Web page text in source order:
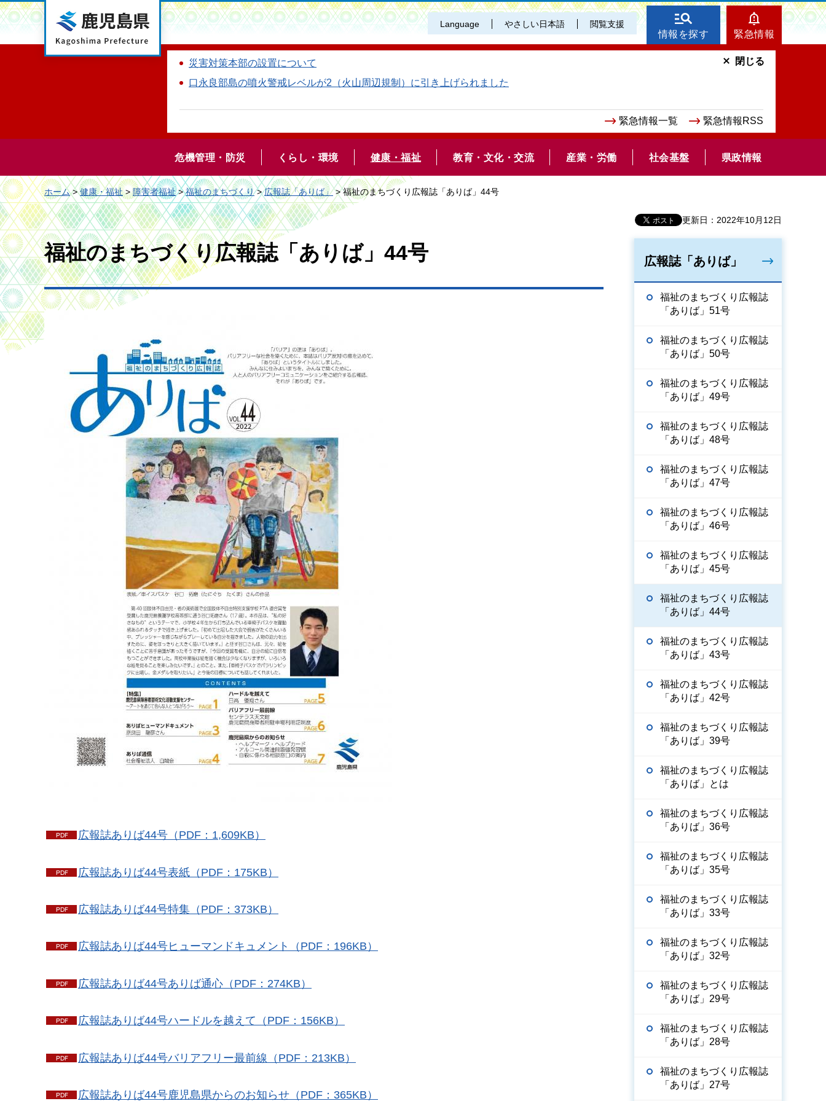
鹿児島県 Language やさしい日本語 閲覧支援
情報を探す 緊急情報
災害対策本部の設置について
口永良部島の噴火警戒レベルが2（火山周辺規制）に引き上げられました
緊急情報一覧 緊急情報RSS
閉じる
危機管理・防災 くらし・環境 健康・福祉 教育・文化・交流 産業・労働 社会基盤 県政情報
ホーム>健康・福祉>障害者福祉>福祉のまちづくり>広報誌「ありば」> 福祉のまちづくり広報誌「ありば」44号
更新日：2022年10月12日
福祉のまちづくり広報誌「ありば」44号
広報誌ありば44号（PDF：1,609KB）
広報誌ありば44号表紙（PDF：175KB）
広報誌ありば44号特集（PDF：373KB）
広報誌ありば44号ヒューマンドキュメント（PDF：196KB）
広報誌ありば44号ありば通心（PDF：274KB）
広報誌ありば44号ハードルを越えて（PDF：156KB）
広報誌ありば44号バリアフリー最前線（PDF：213KB）
広報誌ありば44号鹿児島県からのお知らせ（PDF：365KB）
広報誌「ありば」
福祉のまちづくり広報誌
「ありば」51号
福祉のまちづくり広報誌
「ありば」50号
福祉のまちづくり広報誌
「ありば」49号
福祉のまちづくり広報誌
「ありば」48号
福祉のまちづくり広報誌
「ありば」47号
福祉のまちづくり広報誌
「ありば」46号
福祉のまちづくり広報誌
「ありば」45号
福祉のまちづくり広報誌
「ありば」44号
福祉のまちづくり広報誌
「ありば」43号
福祉のまちづくり広報誌
「ありば」42号
福祉のまちづくり広報誌
「ありば」39号
福祉のまちづくり広報誌
「ありば」とは
福祉のまちづくり広報誌
「ありば」36号
福祉のまちづくり広報誌
「ありば」35号
福祉のまちづくり広報誌
「ありば」33号
福祉のまちづくり広報誌
「ありば」32号
福祉のまちづくり広報誌
「ありば」29号
福祉のまちづくり広報誌
「ありば」28号
福祉のまちづくり広報誌
「ありば」27号